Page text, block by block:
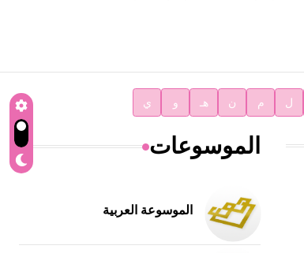
ل م ن هـ و ي
الموسوعات
الموسوعة العربية